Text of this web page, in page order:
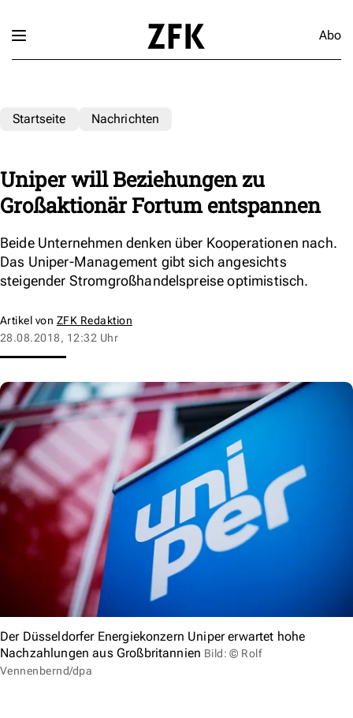
Abo
Startseite Nachrichten
Uniper will Beziehungen zu
Großaktionär Fortum entspannen
Beide Unternehmen denken über Kooperationen nach.
Das Uniper-Management gibt sich angesichts
steigender Stromgroßhandelspreise optimistisch.
Artikel von ZFK Redaktion
28.08.2018, 12:32 Uhr
Der Düsseldorfer Energiekonzern Uniper erwartet hohe
Nachzahlungen aus Großbritannien Bild: © Rolf
Vennenbernd/dpa